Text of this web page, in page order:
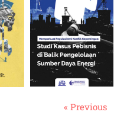
« Previous